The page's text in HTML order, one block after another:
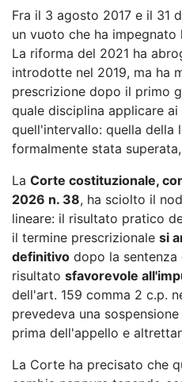
Fra il 3 agosto 2017 e il 31
un vuoto che ha impegnato
La riforma del 2021 ha
introdotte nel 2019, ma ha
prescrizione dopo il primo
quale disciplina applicare
quell'intervallo: quella della
formalmente stata
La Corte costituzionale,
2026 n. 38, ha sciolto il
lineare: il risultato pratico
il termine prescrizionale si
definitivo dopo la
risultato sfavorevole
dell'art. 159 comma 2 c.p.
prevedeva una
prima dell'appello e
La Corte ha precisato che